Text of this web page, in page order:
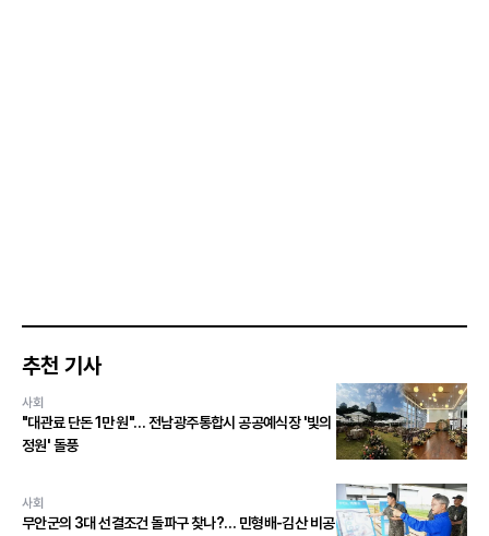
추천 기사
사회
"대관료 단돈 1만 원"… 전남광주통합시 공공예식장 '빛의
정원' 돌풍
사회
무안군의 3대 선결조건 돌파구 찾나?… 민형배-김산 비공